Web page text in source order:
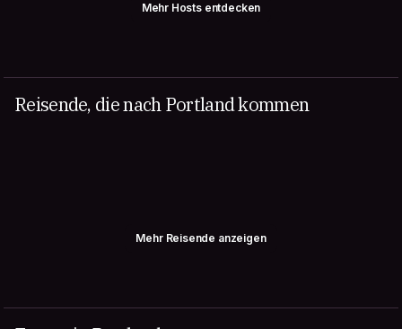
Mehr Hosts entdecken
Reisende, die nach Portland kommen
Mehr Reisende anzeigen